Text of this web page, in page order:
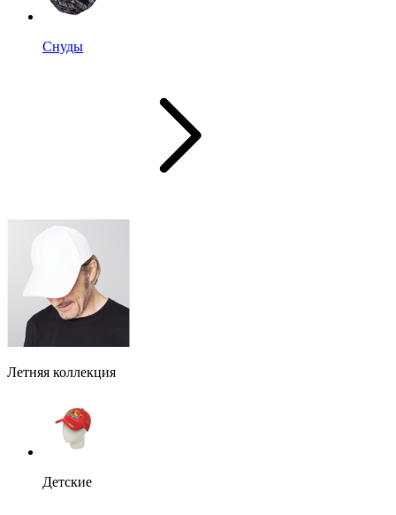
Снуды
Летняя коллекция
Детские